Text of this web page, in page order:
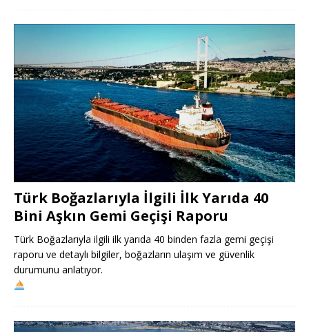
Türk Boğazlarıyla İlgili İlk Yarıda 40
Bini Aşkın Gemi Geçişi Raporu
Türk Boğazlarıyla ilgili ilk yarıda 40 binden fazla gemi geçişi
raporu ve detaylı bilgiler, boğazların ulaşım ve güvenlik
durumunu anlatıyor.